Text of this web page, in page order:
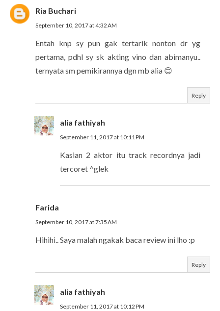
Ria Buchari
September 10, 2017 at 4:32 AM
Entah knp sy pun gak tertarik nonton dr yg
pertama, pdhl sy sk akting vino dan abimanyu..
ternyata sm pemikirannya dgn mb alia 😊
Reply
alia fathiyah
September 11, 2017 at 10:11 PM
Kasian 2 aktor itu track recordnya jadi
tercoret ^glek
Farida
September 10, 2017 at 7:35 AM
Hihihi.. Saya malah ngakak baca review ini lho :p
Reply
alia fathiyah
September 11, 2017 at 10:12 PM